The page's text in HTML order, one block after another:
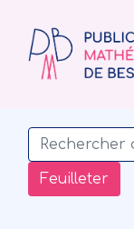
Feuilleter